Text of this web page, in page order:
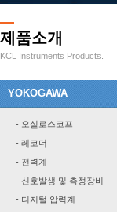
제품소개
KCL Instruments Products.
YOKOGAWA
- 오실로스코프
- 레코더
- 전력계
- 신호발생 및 측정장비
- 디지털 압력계